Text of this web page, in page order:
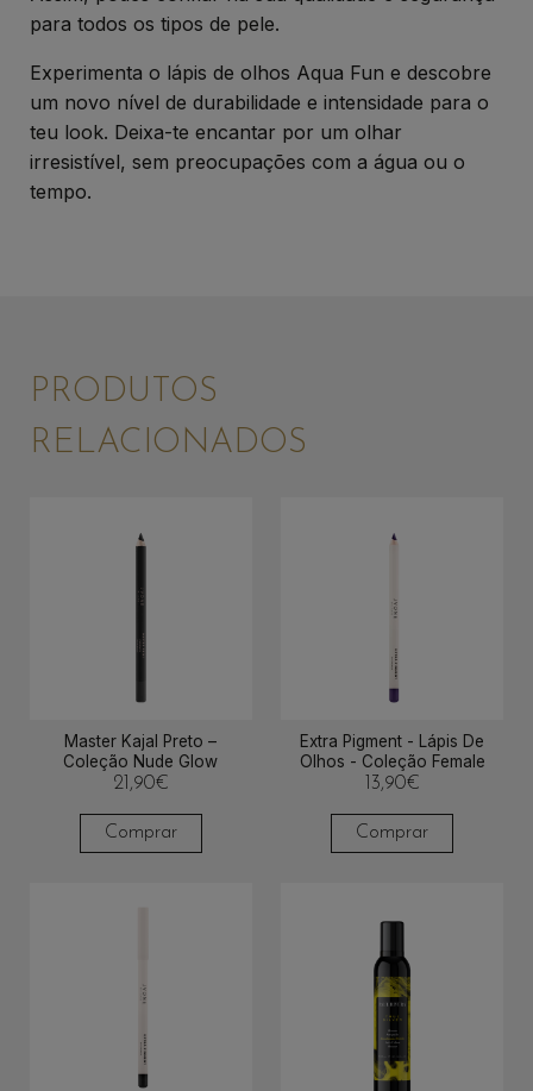
para todos os tipos de pele.
Experimenta o lápis de olhos Aqua Fun e descobre
um novo nível de durabilidade e intensidade para o
teu look. Deixa-te encantar por um olhar
irresistível, sem preocupações com a água ou o
tempo.
PRODUTOS
RELACIONADOS
Master Kajal Preto –
Coleção Nude Glow
21,90€
Comprar
Extra Pigment - Lápis De
Olhos - Coleção Female
13,90€
Comprar